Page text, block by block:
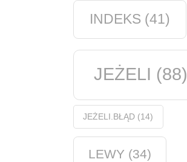
INDEKS (41)
JEŻELI (88)
JEŻELI.BŁĄD (14)
LEWY (34)